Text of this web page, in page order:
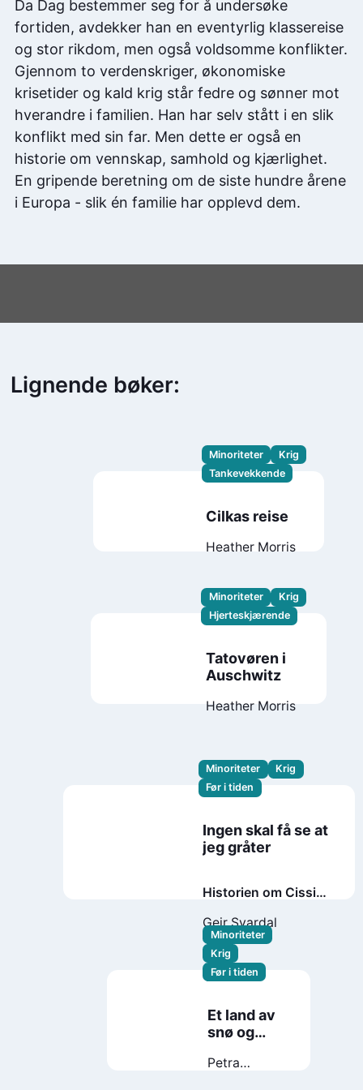
Da Dag bestemmer seg for å undersøke
fortiden, avdekker han en eventyrlig klassereise
og stor rikdom, men også voldsomme konflikter.
Gjennom to verdenskriger, økonomiske
krisetider og kald krig står fedre og sønner mot
hverandre i familien. Han har selv stått i en slik
konflikt med sin far. Men dette er også en
historie om vennskap, samhold og kjærlighet.
En gripende beretning om de siste hundre årene
i Europa - slik én familie har opplevd dem.
Lignende bøker:
Minoriteter
Krig
Tankevekkende
Cilkas reise
Heather Morris
Minoriteter
Krig
Hjerteskjærende
Tatovøren i
Auschwitz
Heather Morris
Minoriteter
Krig
Før i tiden
Ingen skal få se at
jeg gråter
Historien om Cissi
deportasjonen til
Auschwitz
Geir Svardal
Minoriteter
Krig
Før i tiden
Et land av
snø og
Petra